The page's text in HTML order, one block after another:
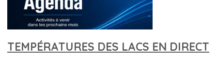
TEMPÉRATURES DES LACS EN DIRECT